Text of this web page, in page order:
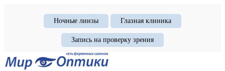
Ночные линзы Глазная клиника
Запись на проверку зрения